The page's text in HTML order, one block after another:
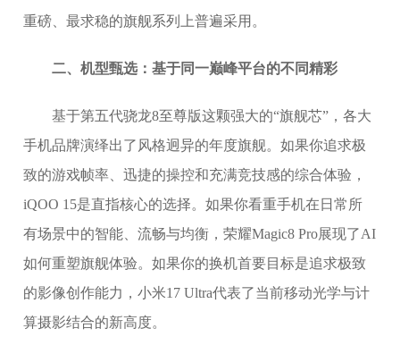
重磅、最求稳的旗舰系列上普遍采用。
二、机型甄选：基于同一巅峰平台的不同精彩
基于第五代骁龙8至尊版这颗强大的“旗舰芯”，各大
手机品牌演绎出了风格迥异的年度旗舰。如果你追求极
致的游戏帧率、迅捷的操控和充满竞技感的综合体验，
iQOO 15是直指核心的选择。如果你看重手机在日常所
有场景中的智能、流畅与均衡，荣耀Magic8 Pro展现了AI
如何重塑旗舰体验。如果你的换机首要目标是追求极致
的影像创作能力，小米17 Ultra代表了当前移动光学与计
算摄影结合的新高度。